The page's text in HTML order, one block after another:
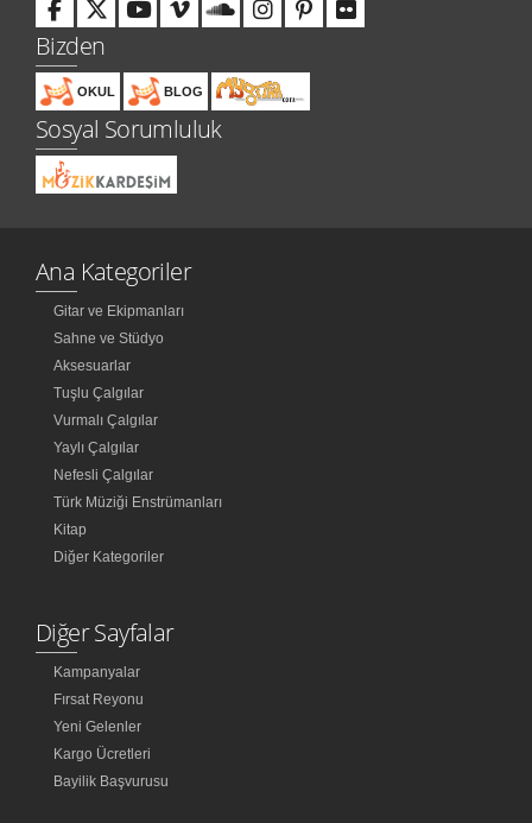
Bizden
OKUL BLOG
Sosyal Sorumluluk
Ana Kategoriler
Gitar ve Ekipmanları
Sahne ve Stüdyo
Aksesuarlar
Tuşlu Çalgılar
Vurmalı Çalgılar
Yaylı Çalgılar
Nefesli Çalgılar
Türk Müziği Enstrümanları
Kitap
Diğer Kategoriler
Diğer Sayfalar
Kampanyalar
Fırsat Reyonu
Yeni Gelenler
Kargo Ücretleri
Bayilik Başvurusu